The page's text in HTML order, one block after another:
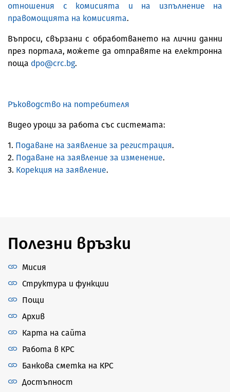
отношения с комисията и на изпълнение на
правомощията на комисията.
Въпроси, свързани с обработването на лични данни
през портала, можете да отправяте на електронна
поща dpo@crc.bg.
Ръководство на потребителя
Видео уроци за работа със системата:
1. Подаване на заявление за регистрация.
2. Подаване на заявление за изменение.
3. Корекция на заявление.
Полезни връзки
Мисия
Структура и функции
Пощи
Архив
Карта на сайта
Работа в КРС
Банкова сметка на КРС
Достъпност